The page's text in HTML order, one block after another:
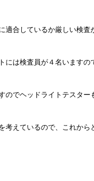
適合しているか厳しい検査
には検査員が４名いますの
のでヘッドライトテスター
考えているので、これから